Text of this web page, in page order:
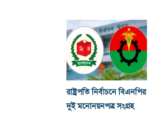
রাষ্ট্রপতি নির্বাচনে বিএনপির
দুই মনোনয়নপত্র সংগ্রহ